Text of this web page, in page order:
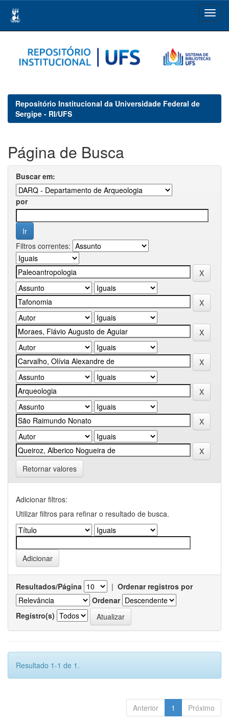
navigation
Repositório Institucional da Universidade Federal de
Sergipe - RI/UFS
Página de Busca
Buscar em:
por
Filtros correntes:
Retornar valores
Adicionar filtros:
Utilizar filtros para refinar o resultado de busca.
Resultados/Página | Ordenar registros por
Ordenar
Registro(s)
Resultado 1-1 de 1.
Anterior 1 Próximo